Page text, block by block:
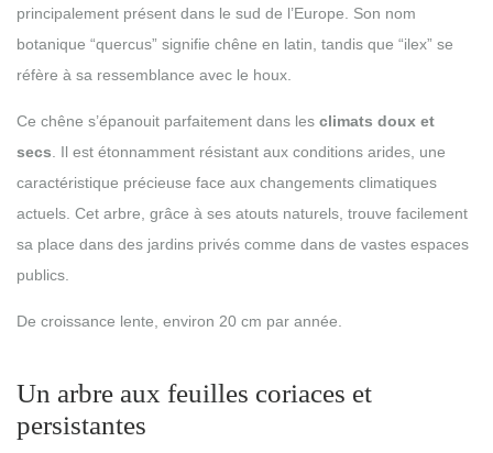
principalement présent dans le sud de l’Europe. Son nom
botanique “quercus” signifie chêne en latin, tandis que “ilex” se
réfère à sa ressemblance avec le houx.
Ce chêne s’épanouit parfaitement dans les climats doux et
secs . Il est étonnamment résistant aux conditions arides, une
caractéristique précieuse face aux changements climatiques
actuels. Cet arbre, grâce à ses atouts naturels, trouve facilement
sa place dans des jardins privés comme dans de vastes espaces
publics.
De croissance lente, environ 20 cm par année.
Un arbre aux feuilles coriaces et
persistantes